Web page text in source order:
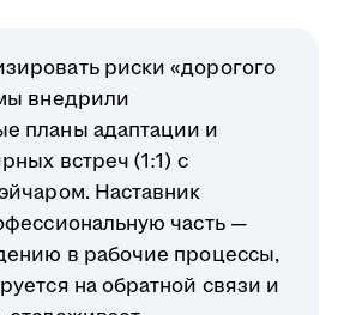
риски «дорогого
внедрили
планы адаптации и
встреч (1:1) с
Наставник
часть —
в рабочие процессы,
на обратной связи и